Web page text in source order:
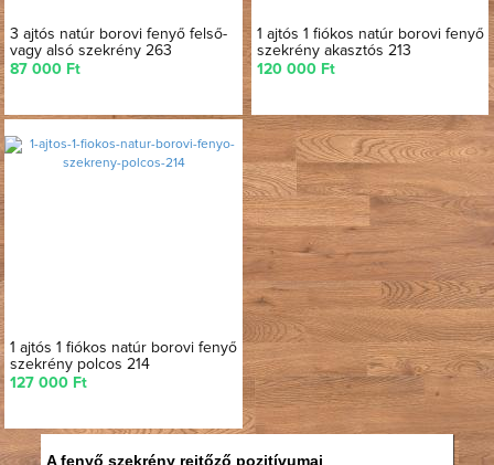
3 ajtós natúr borovi fenyő felső-
vagy alsó szekrény 263
87 000 Ft
1 ajtós 1 fiókos natúr borovi fenyő
szekrény akasztós 213
120 000 Ft
1 ajtós 1 fiókos natúr borovi fenyő
szekrény polcos 214
127 000 Ft
A fenyő szekrény rejtőző pozitívumai